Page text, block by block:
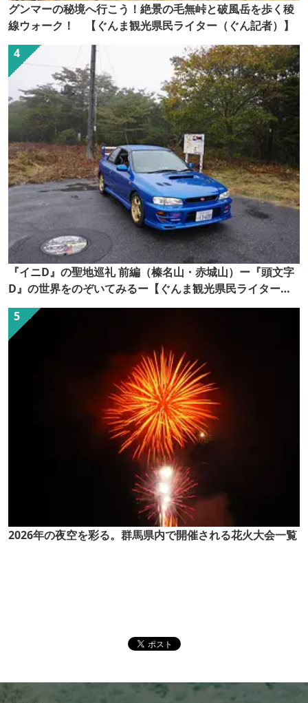
グンマーの秘境へ行こう！絶景の毛無峠と破風岳を歩く稜
線ウォーク！ 【ぐんま観光県民ライター（ぐん記者）】
『イニD』の聖地巡礼 前編（榛名山・赤城山）ー『頭文字
D』の世界をのぞいてみるー【ぐんま観光県民ライター
（ぐん記者）】
2026年の夜空を彩る。群馬県内で開催される花火大会一覧